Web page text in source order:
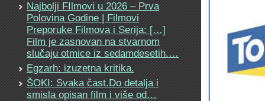
Najbolji FIlmovi u 2026 – Prva
Polovina Godine | Filmovi
Preporuke Filmova i Serija: […]
Film je zasnovan na stvarnom
slučaju otmice iz sedamdesetih.…
Egzarh: izuzetna kritika.
ŠOKI: Svaka čast.Do detalja i
smisla opisan film i više od…